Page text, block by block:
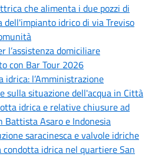
che alimenta i due pozzi di
dell'impianto idrico di via Treviso
l’assistenza domiciliare
con Bar Tour 2026
idrica: l’Amministrazione
sulla situazione dell'acqua in Città
idrica e relative chiusure ad
Battista Asaro e Indonesia
saracinesca e valvole idriche
condotta idrica nel quartiere San